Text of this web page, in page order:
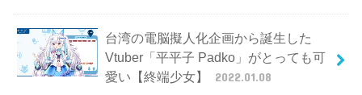
台湾の電脳擬人化企画から誕生した
Vtuber「平平子 Padko」がとっても可
愛い【終端少女】
2022.01.08